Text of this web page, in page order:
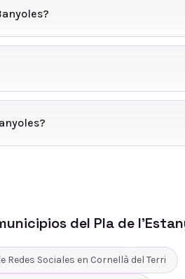
del Pla de
Redes Sociales en Cornellà del Terri